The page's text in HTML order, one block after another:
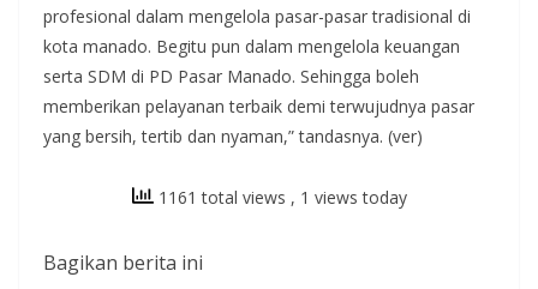
profesional dalam mengelola pasar-pasar tradisional di
kota manado. Begitu pun dalam mengelola keuangan
serta SDM di PD Pasar Manado. Sehingga boleh
memberikan pelayanan terbaik demi terwujudnya pasar
yang bersih, tertib dan nyaman,” tandasnya. (ver)
1161 total views , 1 views today
Bagikan berita ini